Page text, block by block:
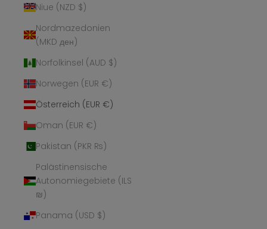
Niue (NZD $)
Nordmazedonien
(MKD ден)
Norfolkinsel (AUD $)
Norwegen (EUR €)
Österreich (EUR €)
Oman (EUR €)
Pakistan (PKR ₨)
Palästinensische
Autonomiegebiete (ILS
₪)
Panama (USD $)